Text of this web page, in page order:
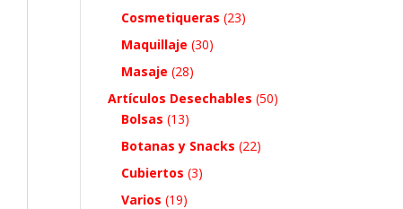
Cosmetiqueras (23)
Maquillaje (30)
Masaje (28)
Artículos Desechables (50)
Bolsas (13)
Botanas y Snacks (22)
Cubiertos (3)
Varios (19)